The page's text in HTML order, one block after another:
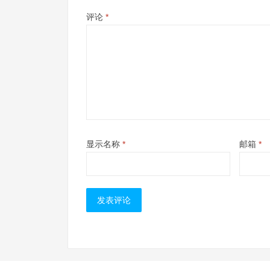
评论 *
显示名称 * 邮箱 *